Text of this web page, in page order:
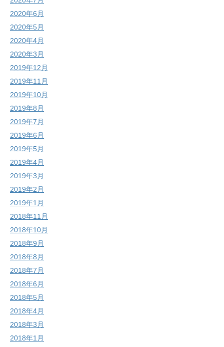
2020年6月
2020年5月
2020年4月
2020年3月
2019年12月
2019年11月
2019年10月
2019年8月
2019年7月
2019年6月
2019年5月
2019年4月
2019年3月
2019年2月
2019年1月
2018年11月
2018年10月
2018年9月
2018年8月
2018年7月
2018年6月
2018年5月
2018年4月
2018年3月
2018年1月